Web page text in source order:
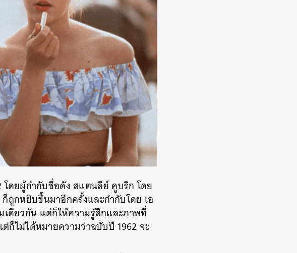
ดยผู้กำกับชื่อดัง สแตนลีย์ คูบริก โดย
ก็ถูกหยิบขึ้นมาอีกครั้งและกำกับโดย เอ
เดียวกัน แต่ก็ให้ความรู้สึกและภาพที่
ก็ไม่ได้หมายความว่าฉบับปี 1962 จะ
EMAIL